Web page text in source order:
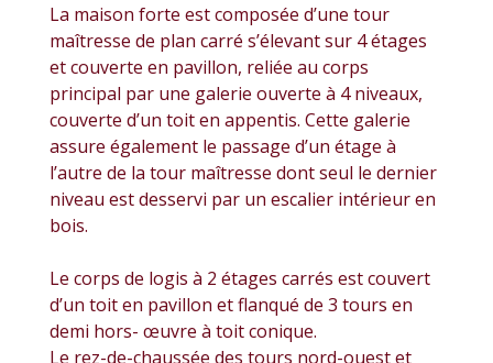
La maison forte est composée d’une tour
maîtresse de plan carré s’élevant sur 4 étages
et couverte en pavillon, reliée au corps
principal par une galerie ouverte à 4 niveaux,
couverte d’un toit en appentis. Cette galerie
assure également le passage d’un étage à
l’autre de la tour maîtresse dont seul le dernier
niveau est desservi par un escalier intérieur en
bois.
Le corps de logis à 2 étages carrés est couvert
d’un toit en pavillon et flanqué de 3 tours en
demi hors- œuvre à toit conique.
Le rez-de-chaussée des tours nord-ouest et